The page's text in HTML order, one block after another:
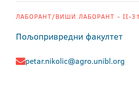
ЛАБОРАНТ/ВИШИ ЛАБОРАНТ - II-31
Пољопривредни факултет
petar.nikolic@agro.unibl.org